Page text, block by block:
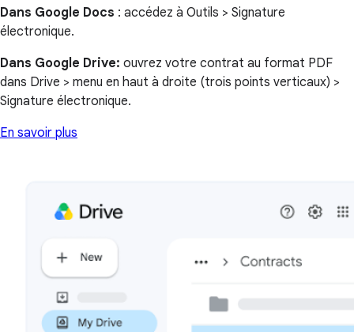
Dans Google Docs : accédez à Outils > Signature
électronique.
Dans Google Drive: ouvrez votre contrat au format PDF
dans Drive > menu en haut à droite (trois points verticaux) >
Signature électronique.
En savoir plus